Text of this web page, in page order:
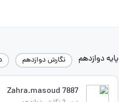
پایه دوازدهم نگارش دوازدهم
Zahra.masoud 7887